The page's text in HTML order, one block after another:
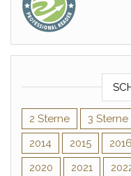
2 Sterne 3 Sterne
2014
2015 2016
2020
2021